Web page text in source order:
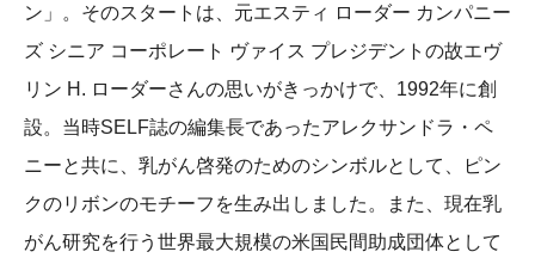
ン」。そのスタートは、元エスティ ローダー カンパニー
ズ シニア コーポレート ヴァイス プレジデントの故エヴ
リン H. ローダーさんの思いがきっかけで、1992年に創
設。当時SELF誌の編集長であったアレクサンドラ・ペ
ニーと共に、乳がん啓発のためのシンボルとして、ピン
クのリボンのモチーフを生み出しました。また、現在乳
がん研究を行う世界最大規模の米国民間助成団体として